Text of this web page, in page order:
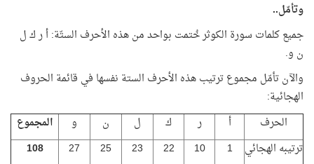
وتأمّل..
جميع كلمات سورة الكوثر خُتمت بواحد من هذه الأحرف الستّة: أ ر ك ل
ن و.
والآن تأمّل مجموع ترتيب هذه الأحرف الستة نفسها في قائمة الحروف
الهجائية:
الحرف
أ ر ك ل ن و
المجموع
ترتيبه الهجائي
1
10
22
23
25
27
108